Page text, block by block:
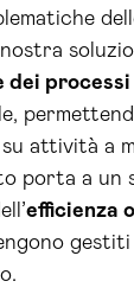
dei processi
attività a
porta a un
efficienza
gestiti